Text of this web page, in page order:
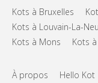
Kots à Bruxelles
Kots à Louvain-La-
Kots à Mons
Kots
À propos Hello Kot